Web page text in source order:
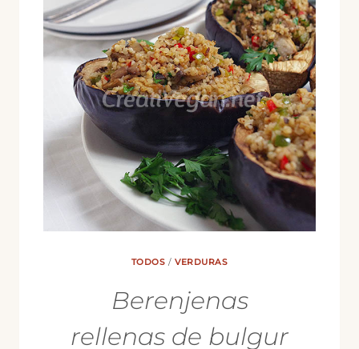
TODOS / VERDURAS
Berenjenas
rellenas de bulgur